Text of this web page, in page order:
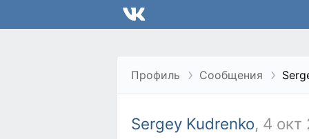
Профиль Сообщения
Sergey Kudrenko, 4